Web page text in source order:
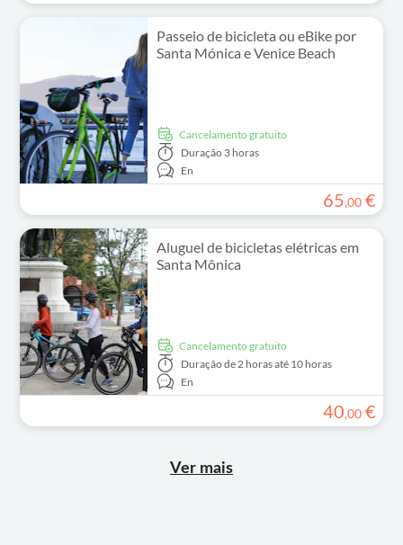
Passeio de bicicleta ou eBike por
Santa Mónica e Venice Beach
Cancelamento gratuito
Duração 3 horas
En
65,00 €
Aluguel de bicicletas elétricas em
Santa Mônica
Cancelamento gratuito
Duraçãode 2 horas até 10 horas
En
40,00 €
Ver mais